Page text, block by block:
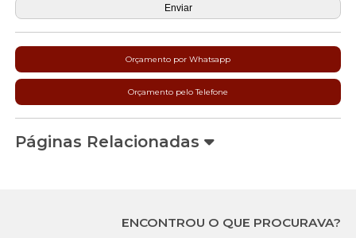
Orçamento por Whatsapp
Orçamento pelo Telefone
Páginas Relacionadas
ENCONTROU O QUE PROCURAVA?